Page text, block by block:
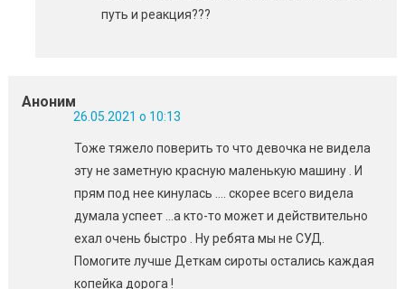
путь и реакция???
Аноним
26.05.2021 о 10:13
Тоже тяжело поверить то что девочка не видела
эту не заметную красную маленькую машину . И
прям под нее кинулась …. скорее всего видела
думала успеет …а кто-то может и действительно
ехал очень быстро . Ну ребята мы не СУД.
Помогите лучше Деткам сироты остались каждая
копейка дорога !